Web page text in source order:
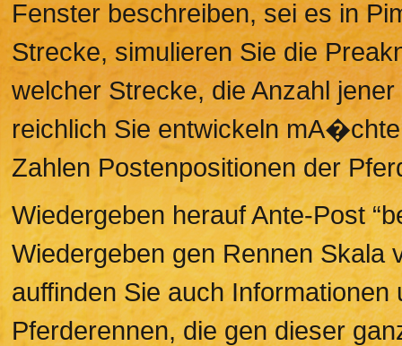
Fenster beschreiben, sei es in
Strecke, simulieren Sie die
welcher Strecke, die Anzahl
reichlich Sie entwickeln
Zahlen Postenpositionen der
Wiedergeben herauf Ante-Post
Wiedergeben gen Rennen
auffinden Sie auch
Pferderennen, die gen dieser